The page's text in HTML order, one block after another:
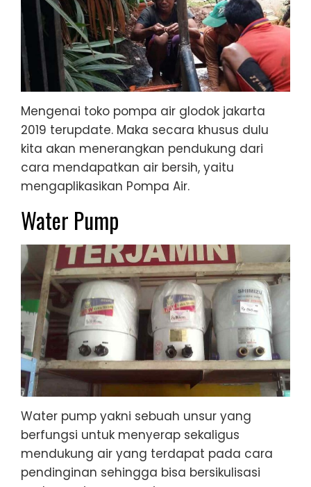
Mengenai toko pompa air glodok jakarta
2019 terupdate. Maka secara khusus dulu
kita akan menerangkan pendukung dari
cara mendapatkan air bersih, yaitu
mengaplikasikan Pompa Air.
Water Pump
Water pump yakni sebuah unsur yang
berfungsi untuk menyerap sekaligus
mendukung air yang terdapat pada cara
pendinginan sehingga bisa bersikulisasi